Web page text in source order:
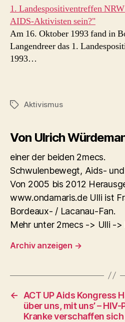
1. Landespositiventreffen
AIDS-Aktivisten sein?"
Am 16. Oktober 1993 fand in
Langendreer das 1.
1993…
Schlagwörter
Aktivismus
Von Ulrich
einer der beiden 2mecs.
Schwulenbewegt, Aids-
Von 2005 bis 2012
www.ondamaris.de Ulli ist
Bordeaux- / Lacanau-Fan.
Mehr unter 2mecs -> Ulli ->
Archiv anzeigen →
←
ACT UP Aids Kongress
über uns, mit uns’ –
Kranke verschaffen